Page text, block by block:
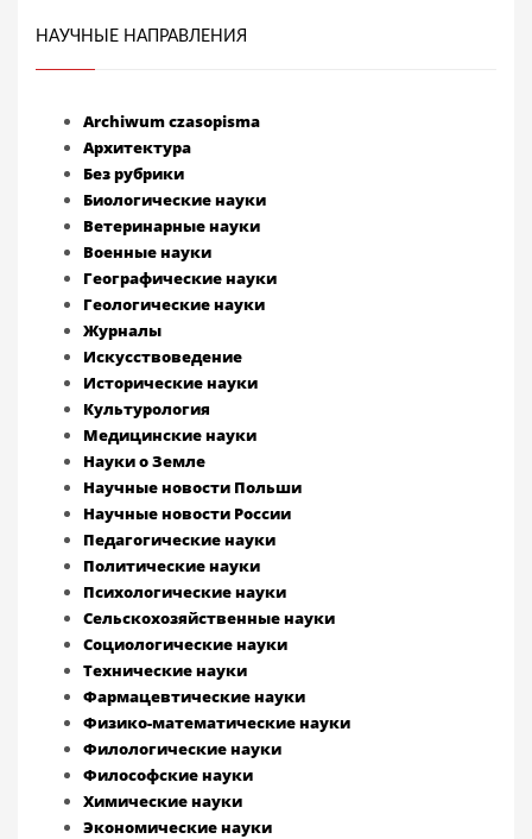
НАУЧНЫЕ НАПРАВЛЕНИЯ
Archiwum czasopisma
Архитектура
Без рубрики
Биологические науки
Ветеринарные науки
Военные науки
Географические науки
Геологические науки
Журналы
Искусствоведение
Исторические науки
Культурология
Медицинские науки
Науки о Земле
Научные новости Польши
Научные новости России
Педагогические науки
Политические науки
Психологические науки
Сельскохозяйственные науки
Социологические науки
Технические науки
Фармацевтические науки
Физико-математические науки
Филологические науки
Философские науки
Химические науки
Экономические науки